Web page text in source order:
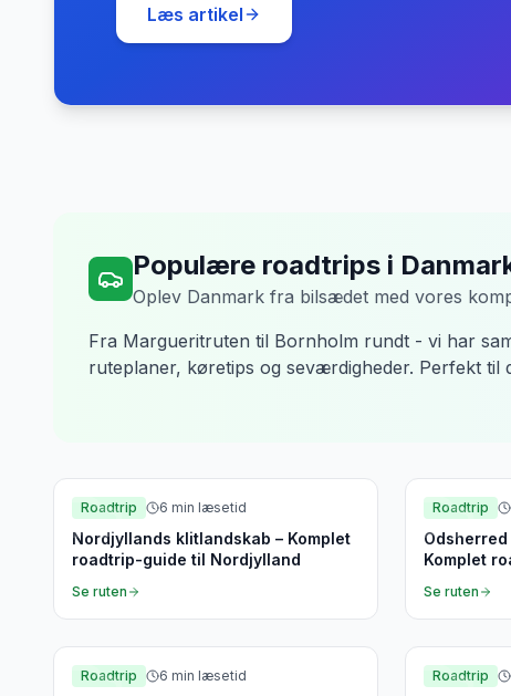
Læs artikel
Populære roadtrips i
Oplev Danmark fra bilsædet med vores
Fra Margueritruten til Bornholm rundt - vi har
ruteplaner, køretips og seværdigheder. Perfekt til
Roadtrip 6 min læsetid
Nordjyllands klitlandskab – Komplet
roadtrip-guide til Nordjylland
Se ruten
Roadtrip
Komplet
Se ruten
Nordjylland
Roadtrip 6 min læsetid
Midtjylland
Roadtrip